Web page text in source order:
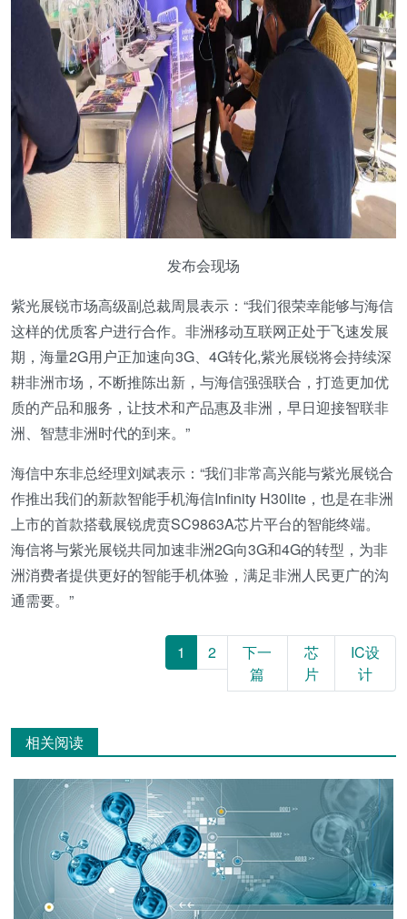
发布会现场
紫光展锐市场高级副总裁周晨表示：“我们很荣幸能够与海信
这样的优质客户进行合作。非洲移动互联网正处于飞速发展
期，海量2G用户正加速向3G、4G转化,紫光展锐将会持续深
耕非洲市场，不断推陈出新，与海信强强联合，打造更加优
质的产品和服务，让技术和产品惠及非洲，早日迎接智联非
洲、智慧非洲时代的到来。”
海信中东非总经理刘斌表示：“我们非常高兴能与紫光展锐合
作推出我们的新款智能手机海信Infinity H30lite，也是在非洲
上市的首款搭载展锐虎贲SC9863A芯片平台的智能终端。
海信将与紫光展锐共同加速非洲2G向3G和4G的转型，为非
洲消费者提供更好的智能手机体验，满足非洲人民更广的沟
通需要。”
1 2
下一
篇
芯
片
IC设
计
相关阅读